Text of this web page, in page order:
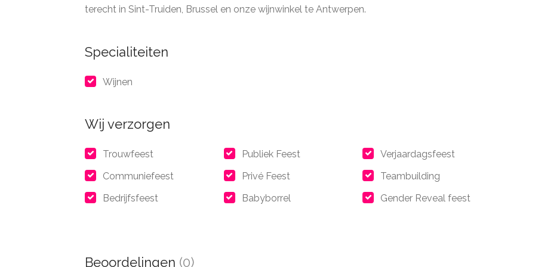
terecht in Sint-Truiden, Brussel en onze wijnwinkel te Antwerpen.
Specialiteiten
Wijnen
Wij verzorgen
Trouwfeest
Communiefeest
Bedrijfsfeest
Publiek Feest
Privé Feest
Babyborrel
Verjaardagsfeest
Teambuilding
Gender Reveal feest
Beoordelingen (0)